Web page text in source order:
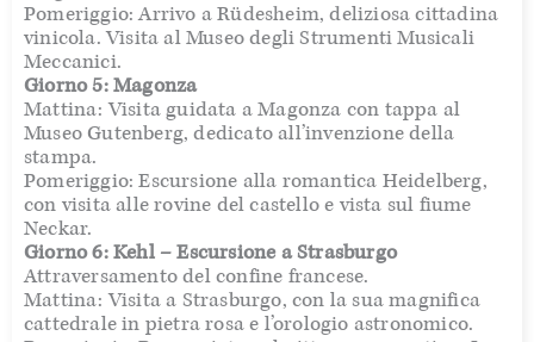
Pomeriggio: Arrivo a Rüdesheim, deliziosa cittadina
vinicola. Visita al Museo degli Strumenti Musicali
Meccanici.
Giorno 5: Magonza
Mattina: Visita guidata a Magonza con tappa al
Museo Gutenberg, dedicato all’invenzione della
stampa.
Pomeriggio: Escursione alla romantica Heidelberg,
con visita alle rovine del castello e vista sul fiume
Neckar.
Giorno 6: Kehl – Escursione a Strasburgo
Attraversamento del confine francese.
Mattina: Visita a Strasburgo, con la sua magnifica
cattedrale in pietra rosa e l’orologio astronomico.